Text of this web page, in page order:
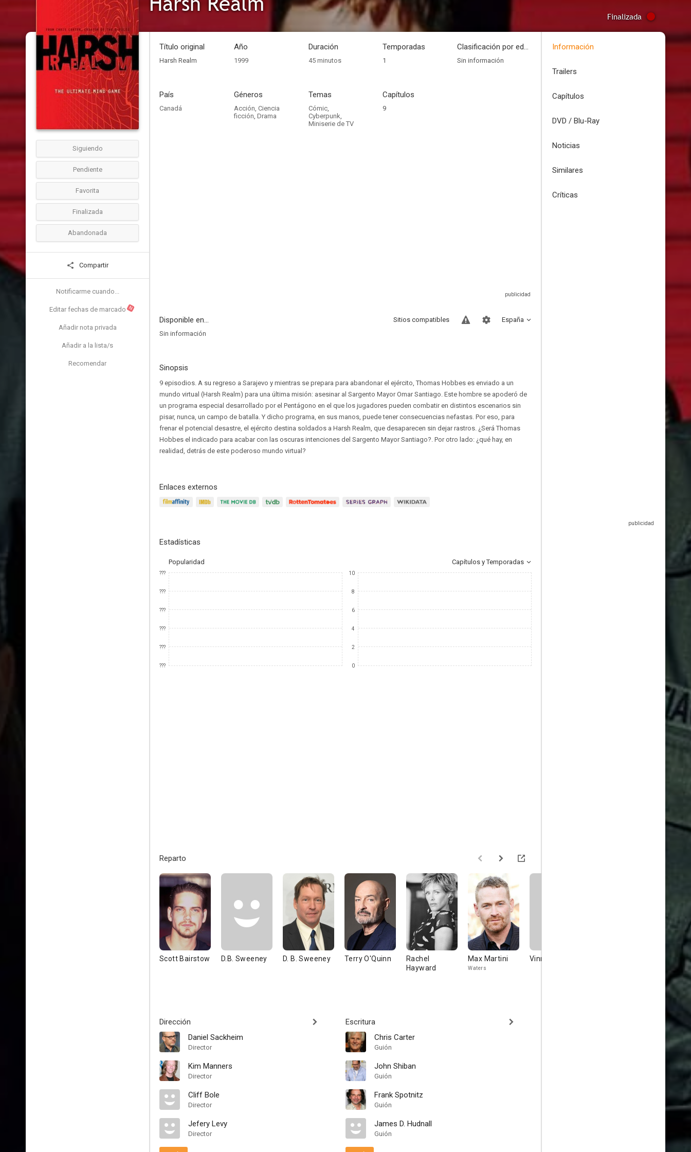
Finalizada
Siguiendo
Pendiente
Favorita
Finalizada
Abandonada
Compartir
Notificarme cuando...
Editar fechas de marcado N
Añadir nota privada
Añadir a la lista/s
Recomendar
Título original
Harsh Realm
Año
1999
Duración
45 minutos
Temporadas
1
Clasificación por edades
Sin información
País
Canadá
Géneros
Acción, Ciencia
ficción, Drama
Temas
Cómic,
Cyberpunk,
Miniserie de TV
Capítulos
9
Disponible en... España
Sitios compatibles
Sin información
Sinopsis
9 episodios. A su regreso a Sarajevo y mientras se prepara para abandonar el ejército, Thomas Hobbes es enviado a un
mundo virtual (Harsh Realm) para una última misión: asesinar al Sargento Mayor Omar Santiago. Este hombre se apoderó de
un programa especial desarrollado por el Pentágono en el que los jugadores pueden combatir en distintos escenarios sin
pisar, nunca, un campo de batalla. Y dicho programa, en sus manos, puede tener consecuencias nefastas. Por eso, para
frenar el potencial desastre, el ejército destina soldados a Harsh Realm, que desaparecen sin dejar rastros. ¿Será Thomas
Hobbes el indicado para acabar con las oscuras intenciones del Sargento Mayor Santiago?. Por otro lado: ¿qué hay, en
realidad, detrás de este poderoso mundo virtual?
Enlaces externos
Estadísticas
Popularidad Capítulos y Temporadas
???
???
???
???
???
???
10
8
6
4
2
0
Reparto
Scott Bairstow D.B. Sweeney D. B. Sweeney Terry O'Quinn
Rachel
Hayward
Max Martini
Waters
Vinnie
Sarah-
Redmond
Inga Fossa
Dirección
Daniel Sackheim
Director
Kim Manners
Director
Cliff Bole
Director
Jefery Levy
Director
Escritura
Chris Carter
Guión
John Shiban
Guión
Frank Spotnitz
Guión
James D. Hudnall
Guión
Información
Trailers
Capítulos
DVD / Blu-Ray
Noticias
Similares
Críticas